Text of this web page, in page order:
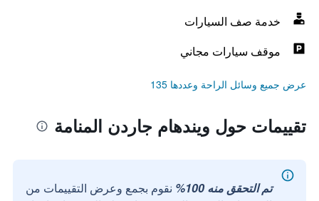
خدمة صف السيارات
موقف سيارات مجاني
عرض جميع وسائل الراحة وعددها 135
تقييمات حول ويندهام جاردن المنامة
تم التحقق منه 100%
نقوم بجمع وعرض التقييمات من